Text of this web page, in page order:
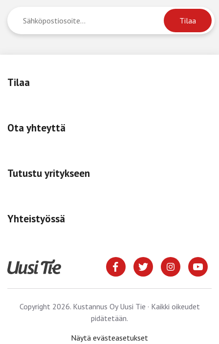
Tilaa
Ota yhteyttä
Tutustu yritykseen
Yhteistyössä
Copyright 2026. Kustannus Oy Uusi Tie · Kaikki oikeudet
pidätetään.
Näytä evästeasetukset